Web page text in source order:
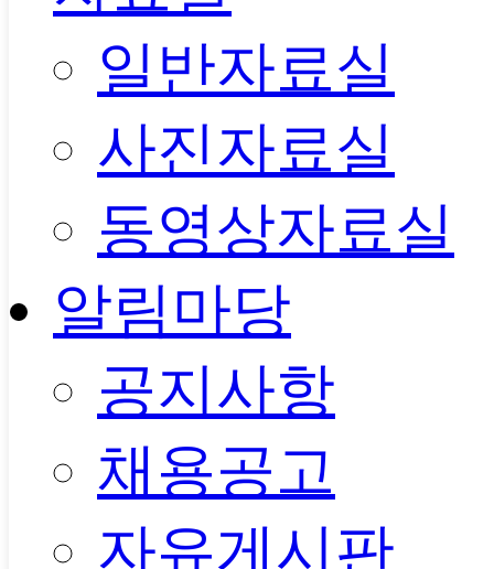
일반자료실
사진자료실
동영상자료실
알림마당
공지사항
채용공고
자유게시판